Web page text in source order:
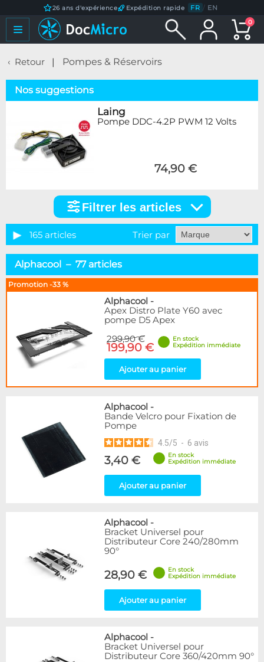
26 ans d'expérience Expédition rapide FR / EN
0
Retour Pompes & Réservoirs
Nos suggestions
Laing
Pompe DDC-4.2P PWM 12 Volts
74,90 €
articles
Catégorie
Pompes D5 & DDC
Pompes Autres
Combos Réservoir+Pompe
28
Distributeurs
29
Top & Accessoires
50
Marque
DocMicro
1
1
Eheim
EK Water Blocks
20
Innovatek
KooLance
Laing
Disponibilité / Promotions
Articles en promotions
Appliquer
Filtrer les articles
165 articles Trier par
Alphacool – 77 articles
Promotion -33 %
Alphacool -
Apex Distro Plate Y60 avec
pompe D5 Apex
299,90 €
199,90 €
En stock
Expédition immédiate
Ajouter au panier
Alphacool -
Bande Velcro pour Fixation de
Pompe
4.5/5 - 6 avis
3,40 €
En stock
Expédition immédiate
Ajouter au panier
Alphacool -
Bracket Universel pour
Distributeur Core 240/280mm
90°
28,90 €
En stock
Expédition immédiate
Ajouter au panier
Alphacool -
Bracket Universel pour
Distributeur Core 360/420mm 90°